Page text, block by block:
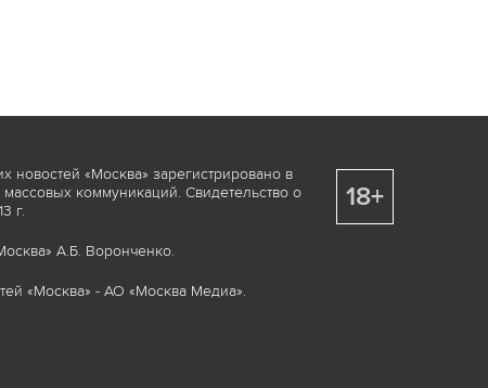
новостей «Москва» зарегистрировано в
коммуникаций. Свидетельство о
г.
А.Б. Воронченко.
«Москва» - АО «Москва Медиа».
18+